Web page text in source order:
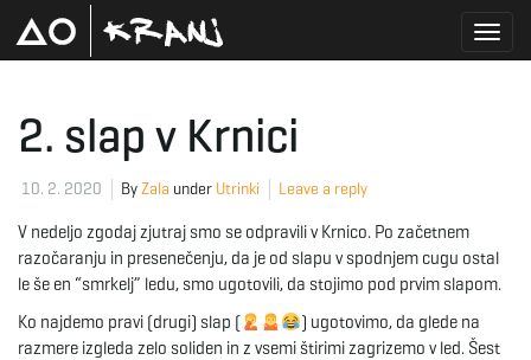
2. slap v Krnici
10. 2. 2020 ByZala under Utrinki Leave a reply
V nedeljo zgodaj zjutraj smo se odpravili v Krnico. Po začetnem
razočaranju in presenečenju, da je od slapu v spodnjem cugu ostal
le še en “smrkelj” ledu, smo ugotovili, da stojimo pod prvim slapom.
Ko najdemo pravi (drugi) slap (
) ugotovimo, da glede na
razmere izgleda zelo soliden in z vsemi štirimi zagrizemo v led. Šest